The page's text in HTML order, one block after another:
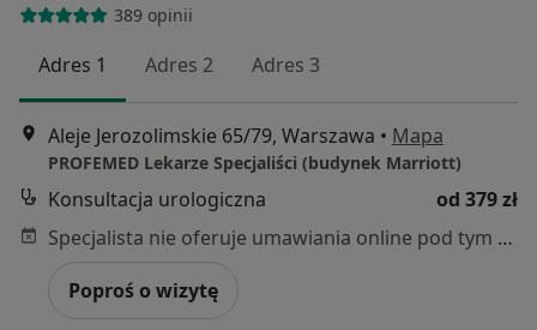
389 opinii
Adres 1 Adres 2 Adres 3
Aleje Jerozolimskie 65/79, Warszawa • Mapa
PROFEMED Lekarze Specjaliści (budynek Marriott)
Konsultacja urologiczna
od 379 zł
Specjalista nie oferuje umawiania online pod tym adresem.
Poproś o wizytę